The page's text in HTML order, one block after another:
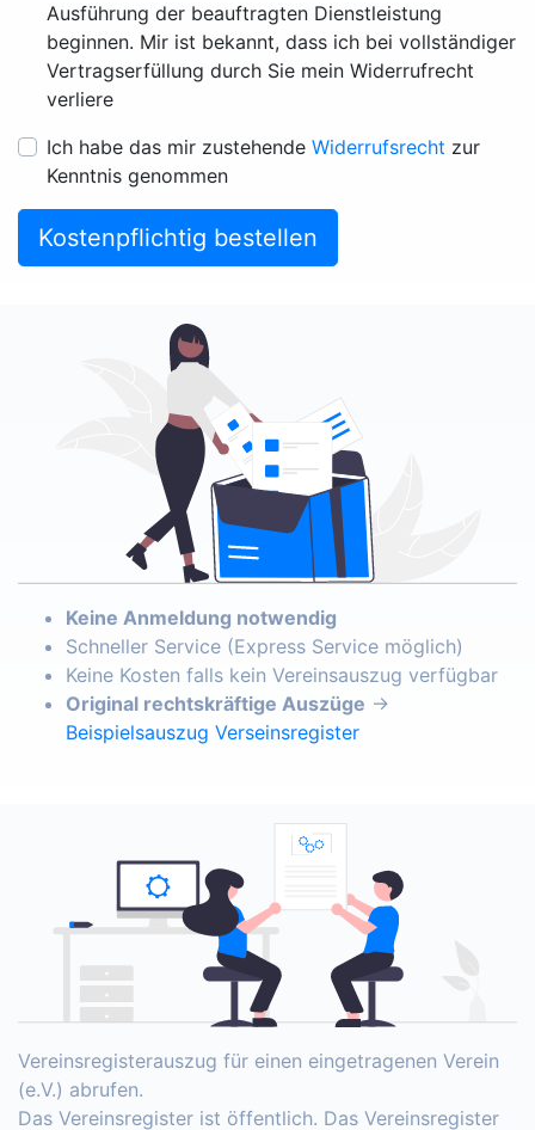
Ausführung der beauftragten Dienstleistung
beginnen. Mir ist bekannt, dass ich bei vollständiger
Vertragserfüllung durch Sie mein Widerrufrecht
verliere
Ich habe das mir zustehende Widerrufsrecht zur
Kenntnis genommen
Kostenpflichtig bestellen
Keine Anmeldung notwendig
Schneller Service (Express Service möglich)
Keine Kosten falls kein Vereinsauszug verfügbar
Original rechtskräftige Auszüge →
Beispielsauszug Verseinsregister
Vereinsregisterauszug für einen eingetragenen Verein
(e.V.) abrufen.
Das Vereinsregister ist öffentlich. Das Vereinsregister